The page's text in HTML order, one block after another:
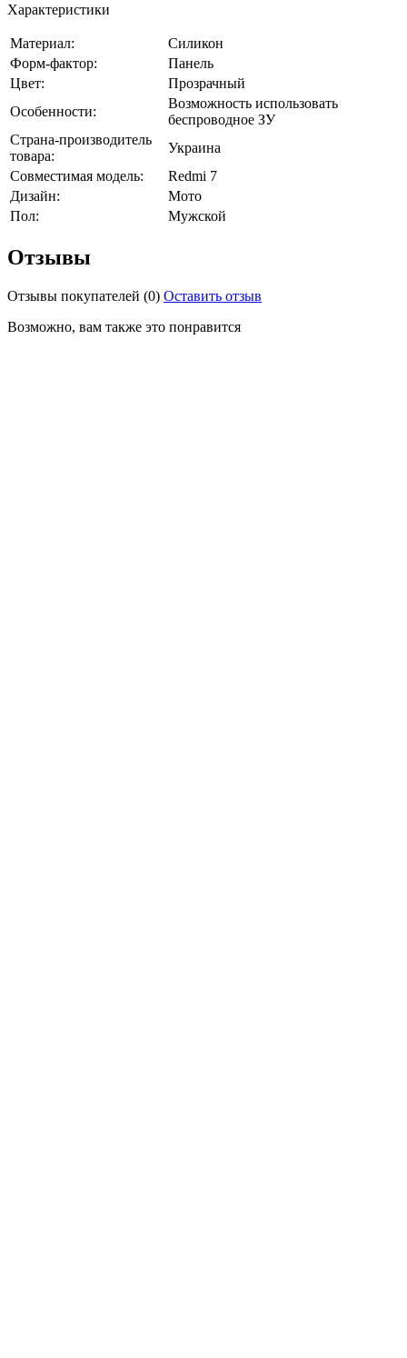
Характеристики
Материал:
Силикон
Форм-фактор:
Панель
Цвет:
Прозрачный
Особенности:
Возможность использовать
беспроводное ЗУ
Страна-производитель
товара:
Украина
Совместимая модель:
Redmi 7
Дизайн:
Мото
Пол:
Мужской
Отзывы
Отзывы покупателей (0) Оставить отзыв
Возможно, вам также это понравится